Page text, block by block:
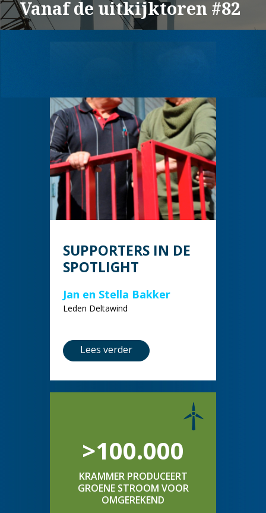
Vanaf de uitkijktoren #82
SUPPORTERS IN DE
SPOTLIGHT
Jan en Stella Bakker
Leden Deltawind
Lees verder
>100.000
KRAMMER PRODUCEERT
GROENE STROOM VOOR
OMGEREKEND